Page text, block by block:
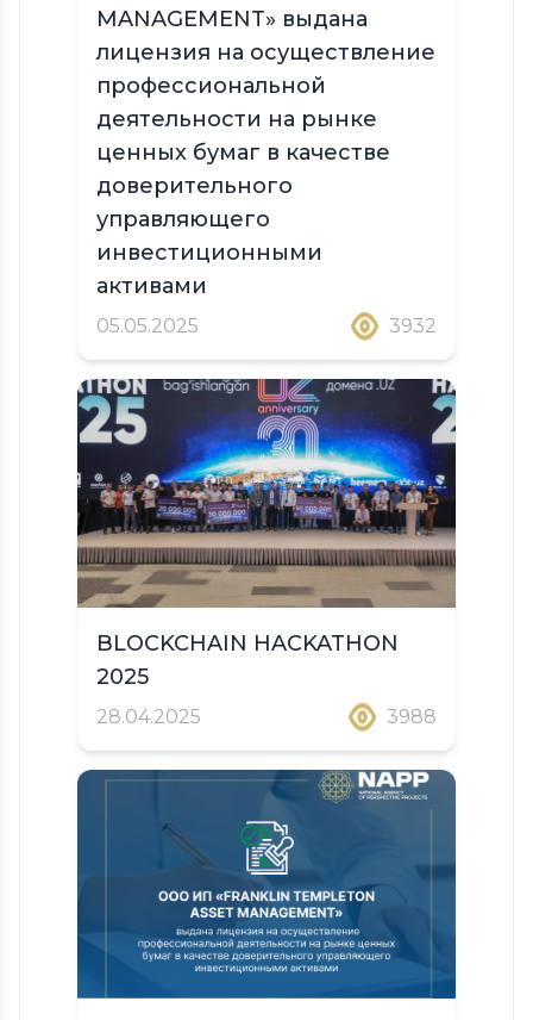
MANAGEMENT» выдана
лицензия на осуществление
профессиональной
деятельности на рынке
ценных бумаг в качестве
доверительного
управляющего
инвестиционными
активами
05.05.2025 3932
BLOCKCHAIN HACKATHON
2025
28.04.2025 3988